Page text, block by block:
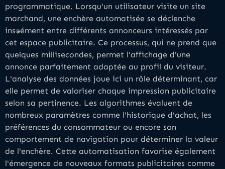
programmatique. Lorsqu'un utilisateur visite un site
marchand, une enchère automatisée se déclenche
instantanément entre différents annonceurs intéressés par
cet espace publicitaire. Ce processus, qui ne prend que
quelques millisecondes, permet l'affichage d'une
annonce parfaitement adaptée au profil du visiteur.
L'analyse des données joue ici un rôle déterminant, car
elle permet de valoriser chaque impression publicitaire
selon sa pertinence. Les algorithmes évaluent de
nombreux paramètres comme l'historique d'achat, les
préférences du consommateur ou encore son
comportement de navigation pour déterminer la valeur
de l'enchère. Cette automatisation favorise également
l'émergence de nouveaux formats publicitaires comme